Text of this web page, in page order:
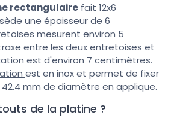
rectangulaire fait 12x6
une épaisseur de 6
mesurent environ 5
entre les deux entretoises et
est d'environ 7 centimètres.
est en inox et permet de fixer
mm de diamètre en applique.
de la platine ?